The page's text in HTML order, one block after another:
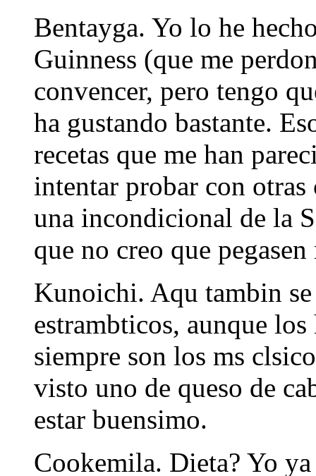
Bentayga. Yo lo he
Guinness (que me
convencer, pero tengo
ha gustando bastante.
recetas que me han
intentar probar con otras
una incondicional de la
que no creo que
Kunoichi. Aqu tambin se
estrambticos, aunque
siempre son los ms
visto uno de queso de
estar buensimo.
Cookemila. Dieta? Yo